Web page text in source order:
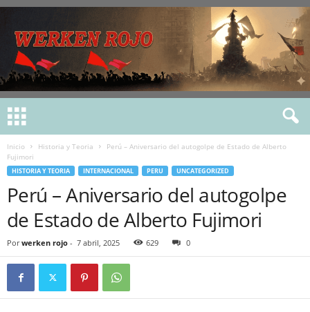
Inicio Historia y Teoria
Perú – Aniversario del autogolpe de Estado de Alberto
Fujimori
HISTORIA Y TEORIA INTERNACIONAL PERU UNCATEGORIZED
Perú – Aniversario del autogolpe
de Estado de Alberto Fujimori
Por werken rojo - 7 abril, 2025 629 0